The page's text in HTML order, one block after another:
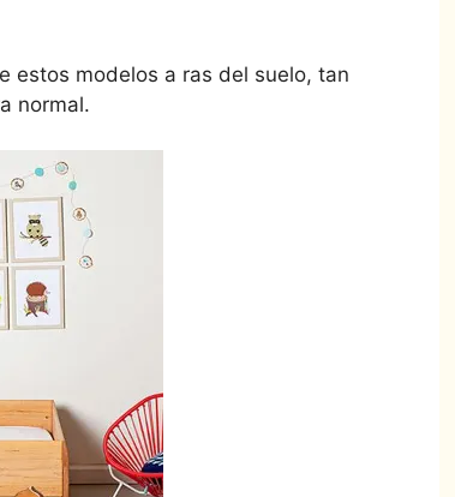
estos modelos a ras del suelo, tan
normal.